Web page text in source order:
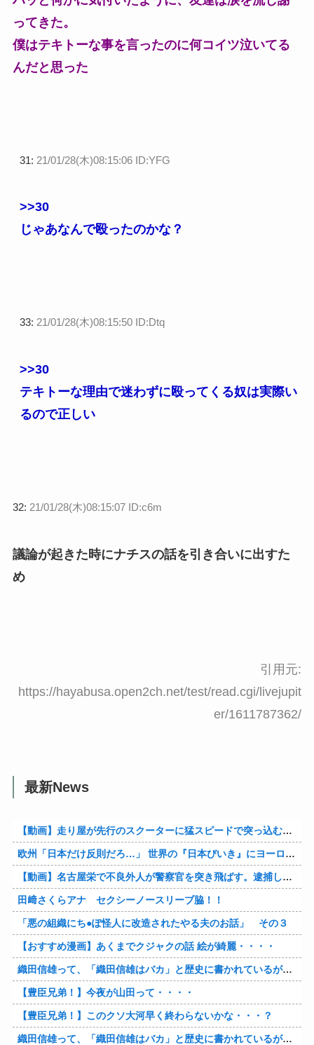
ってきた。
僕はテキトーな事を言ったのに何コイツ泣いてる
んだと思った
31: 21/01/28(木)08:15:06 ID:YFG
>>30
じゃあなんで殴ったのかな？
33: 21/01/28(木)08:15:50 ID:Dtq
>>30
テキトーな理由で迷わずに殴ってくる奴は実際い
るので正しい
32: 21/01/28(木)08:15:07 ID:c6m
議論が起きた時にナチスの話を引き合いに出すた
め
引用元:
https://hayabusa.open2ch.net/test/read.cgi/livejupit
er/1611787362/
最新News
【動画】走り屋が先行のスクーターに猛スピードで突っ込む事故。
欧州「日本だけ反則だろ…」 世界の『日本びいき』にヨーロッパ全土から不満の声
【動画】名古屋栄で不良外人が警察官を突き飛ばす。逮捕しろやｗｗｗ
田﨑さくらアナ セクシーノースリーブ脇！！
「悪の組織にち●ぽ怪人に改造されたやる夫のお話」 その３
【おすすめ漫画】あくまでクジャクの話 絵が綺麗・・・・
織田信雄って、「織田信雄はバカ」と歴史に書かれているが今まで家が残っているんでバカではないよな？
【豊臣兄弟！】今夜が山田って・・・・
【豊臣兄弟！】このクソ大河早く終わらないかな・・・？
織田信雄って、「織田信雄はバカ」と歴史に書かれているが今まで家が残っているんでバカではないよな？